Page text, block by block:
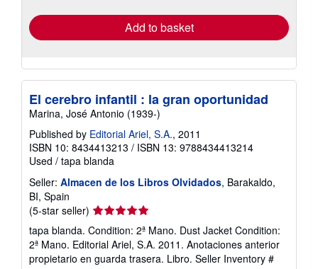
Add to basket
El cerebro infantil : la gran oportunidad
Marina, José Antonio (1939-)
Published by Editorial Ariel, S.A., 2011
ISBN 10: 8434413213 / ISBN 13: 9788434413214
Used / tapa blanda
Seller: Almacen de los Libros Olvidados, Barakaldo,
BI, Spain
(5-star seller) Seller
rating
5
out
of
tapa blanda. Condition: 2ª Mano. Dust Jacket Condition:
2ª Mano. Editorial Ariel, S.A. 2011. Anotaciones anterior
propietario en guarda trasera. Libro. Seller Inventory #